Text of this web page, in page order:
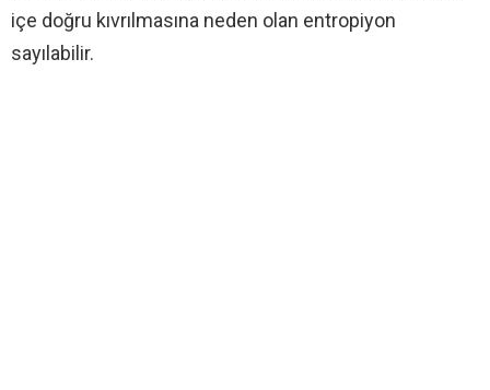
içe doğru kıvrılmasına neden olan entropiyon
sayılabilir.